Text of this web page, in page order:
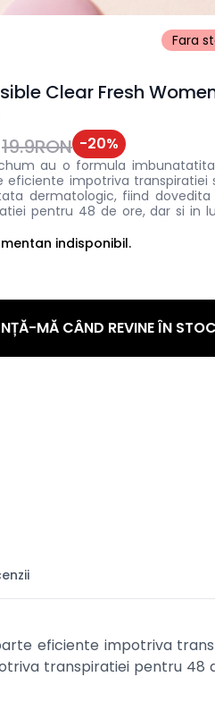
Fara
Clear Fresh
19.9RON -20%
au o formula
eficiente impotriva transpiratiei
dermatologic, fiind
pentru 48 de ore, dar si in
indisponibil.
MĂ CÂND REVINE ÎN STOC
eficiente impotriva
transpiratiei pentru 48